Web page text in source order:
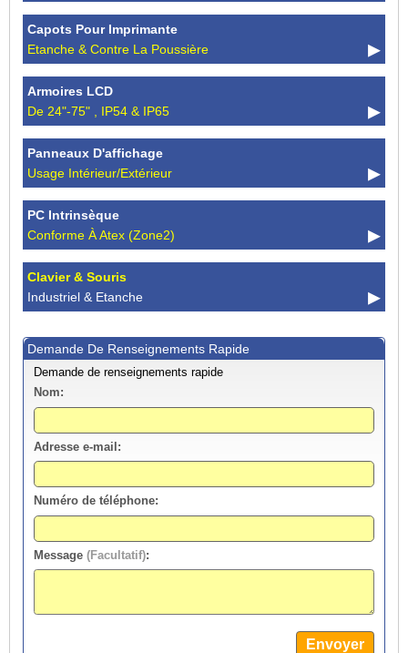
Capots Pour Imprimante
Etanche & Contre La Poussière
Armoires LCD
De 24"-75" , IP54 & IP65
Panneaux D'affichage
Usage Intérieur/extérieur
PC Intrinsèque
Conforme À Atex (Zone2)
Clavier & Souris
Industriel & Etanche
Demande De Renseignements Rapide
Demande de renseignements rapide
Nom:
Adresse e-mail:
Numéro de téléphone:
Message (Facultatif):